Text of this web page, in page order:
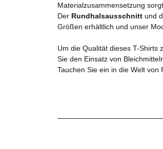
Materialzusammensetzung
Der Rundhalsausschnitt und
Größen erhältlich und unser
Um die Qualität dieses T-Shirts
Sie den Einsatz von
Tauchen Sie ein in die Welt